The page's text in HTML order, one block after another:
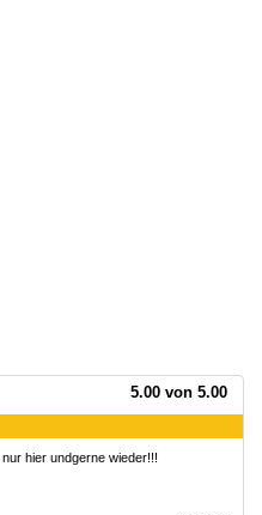
5.00 von 5.00
hier undgerne wieder!!!